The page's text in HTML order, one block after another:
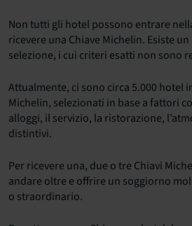
Non tutti gli hotel possono entrare
ricevere una Chiave Michelin. Esiste
selezione, i cui criteri esatti non sono
Attualmente, ci sono circa 5.000 hotel
Michelin, selezionati in base a fattori
alloggi, il servizio, la ristorazione,
distintivi.
Per ricevere una, due o tre Chiavi
andare oltre e offrire un soggiorno
o straordinario.